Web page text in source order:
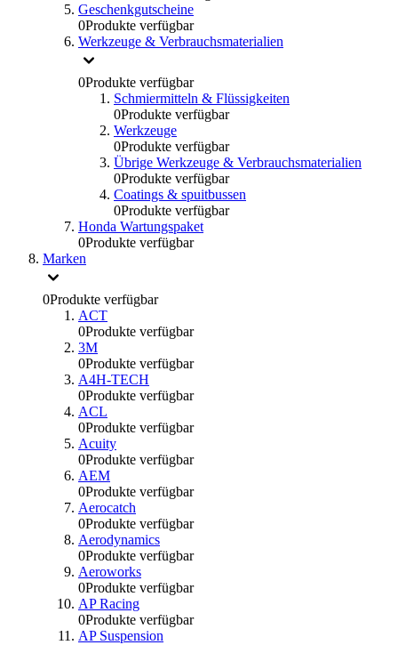
Geschenkgutscheine
0Produkte verfügbar
Werkzeuge & Verbrauchsmaterialien
0Produkte verfügbar
Schmiermitteln & Flüssigkeiten
0Produkte verfügbar
Werkzeuge
0Produkte verfügbar
Übrige Werkzeuge & Verbrauchsmaterialien
0Produkte verfügbar
Coatings & spuitbussen
0Produkte verfügbar
Honda Wartungspaket
0Produkte verfügbar
Marken
0Produkte verfügbar
ACT
0Produkte verfügbar
3M
0Produkte verfügbar
A4H-TECH
0Produkte verfügbar
ACL
0Produkte verfügbar
Acuity
0Produkte verfügbar
AEM
0Produkte verfügbar
Aerocatch
0Produkte verfügbar
Aerodynamics
0Produkte verfügbar
Aeroworks
0Produkte verfügbar
AP Racing
0Produkte verfügbar
AP Suspension